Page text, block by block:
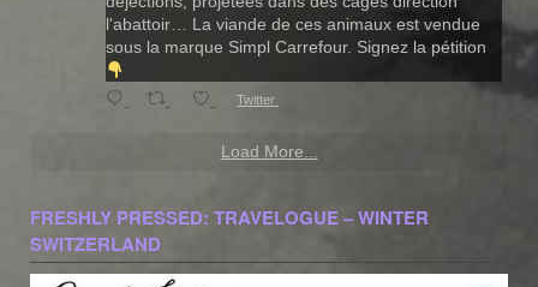
l'abattoir… La viande de ces animaux est vendue
sous la marque Simpl Carrefour. Signez la pétition
Twitter
Load More...
FRESHLY PRESSED: TRAVELOGUE – WINTER
SWITZERLAND